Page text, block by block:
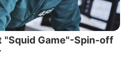
"Squid Game"-Spin-off